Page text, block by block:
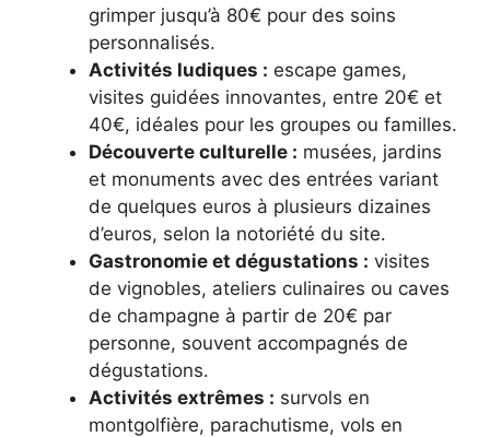
grimper jusqu’à 80€ pour des soins
personnalisés.
Activités ludiques : escape games,
visites guidées innovantes, entre 20€ et
40€, idéales pour les groupes ou familles.
Découverte culturelle : musées, jardins
et monuments avec des entrées variant
de quelques euros à plusieurs dizaines
d’euros, selon la notoriété du site.
Gastronomie et dégustations : visites
de vignobles, ateliers culinaires ou caves
de champagne à partir de 20€ par
personne, souvent accompagnés de
dégustations.
Activités extrêmes : survols en
montgolfière, parachutisme, vols en